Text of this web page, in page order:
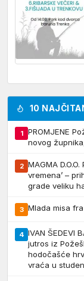
10
1
PROMJENE
novog
2 MAGMA
vremena’ –
grade veliku
3 Mlada misa
4 IVAN ŠEDEVI
jutros iz
hodočašće
vraća u